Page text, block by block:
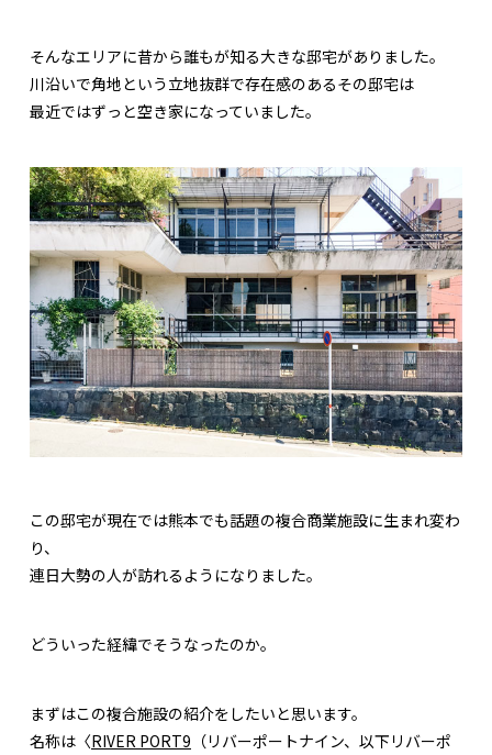
そんなエリアに昔から誰もが知る大きな邸宅がありました。
川沿いで角地という立地抜群で存在感のあるその邸宅は
最近ではずっと空き家になっていました。
この邸宅が現在では熊本でも話題の複合商業施設に生まれ変わ
り、
連日大勢の人が訪れるようになりました。
どういった経緯でそうなったのか。
まずはこの複合施設の紹介をしたいと思います。
名称は〈RIVER PORT9 （リバーポートナイン、以下リバーポ